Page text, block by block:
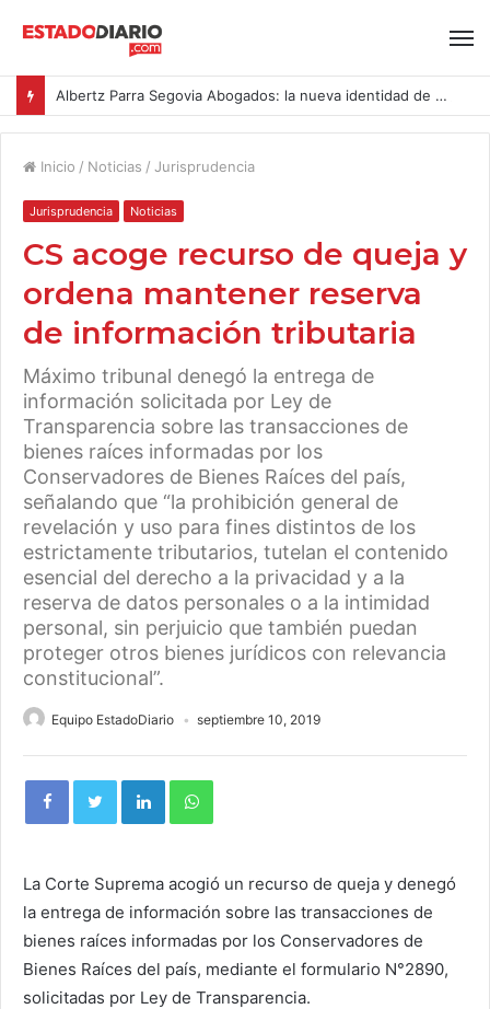
Albertz Parra Segovia Abogados: la nueva identidad de Segovia Consulting
Inicio / Noticias / Jurisprudencia
Jurisprudencia Noticias
CS acoge recurso de queja y
ordena mantener reserva
de información tributaria
Máximo tribunal denegó la entrega de
información solicitada por Ley de
Transparencia sobre las transacciones de
bienes raíces informadas por los
Conservadores de Bienes Raíces del país,
señalando que “la prohibición general de
revelación y uso para fines distintos de los
estrictamente tributarios, tutelan el contenido
esencial del derecho a la privacidad y a la
reserva de datos personales o a la intimidad
personal, sin perjuicio que también puedan
proteger otros bienes jurídicos con relevancia
constitucional”.
Equipo EstadoDiario septiembre 10, 2019
La Corte Suprema acogió un recurso de queja y denegó
la entrega de información sobre las transacciones de
bienes raíces informadas por los Conservadores de
Bienes Raíces del país, mediante el formulario N°2890,
solicitadas por Ley de Transparencia.